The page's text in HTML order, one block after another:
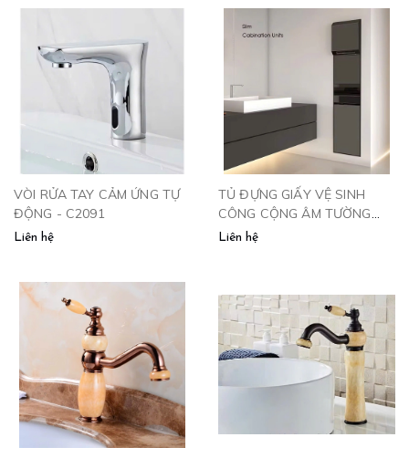
VÒI RỬA TAY CẢM ỨNG TỰ
ĐỘNG - C2091
Liên hệ
TỦ ĐỰNG GIẤY VỆ SINH
CÔNG CỘNG ÂM TƯỜNG
KÈM THÙNG RÁC VÀ SẤY
Liên hệ